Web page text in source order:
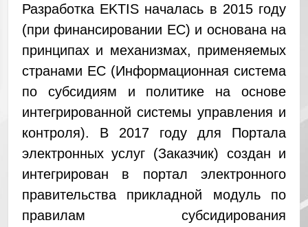
Разработка EKTIS началась в 2015 году
(при финансировании ЕС) и основана на
принципах и механизмах, применяемых
странами ЕС (Информационная система
по субсидиям и политике на основе
интегрированной системы управления и
контроля). В 2017 году для Портала
электронных услуг (Заказчик) создан и
интегрирован в портал электронного
правительства прикладной модуль по
правилам субсидирования